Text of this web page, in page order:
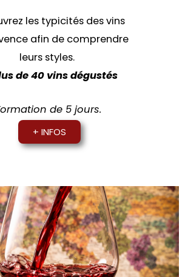
les typicités des vins
afin de comprendre
leurs styles.
de40 vins dégustés
de 5 jours.
+ INFOS